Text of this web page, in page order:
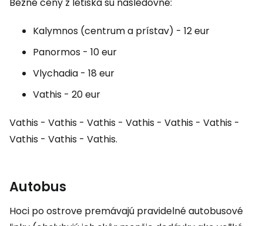
Kalymnos (centrum a prístav) - 12 eur
Panormos - 10 eur
Vlychadia - 18 eur
Vathis - 20 eur
Vathis - Vathis - Vathis - Vathis - Vathis - Vathis -
Vathis - Vathis - Vathis.
Autobus
Hoci po ostrove premávajú pravidelné autobusové